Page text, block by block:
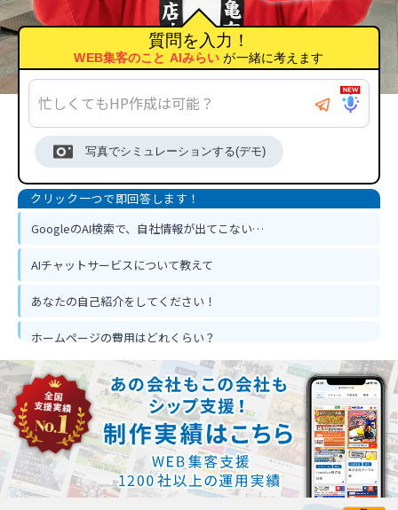
質問を入力！
WEB集客のこと AIみらい が一緒に考えます
写真でシミュレーションする(デモ)
GoogleのAI検索で、自社情報が出てこない…
AIチャットサービスについて教えて
あなたの自己紹介をしてください！
ホームページの費用はどれくらい？
ホームページ作って反響は出るの？
忙しくてもホームページ作成は可能？